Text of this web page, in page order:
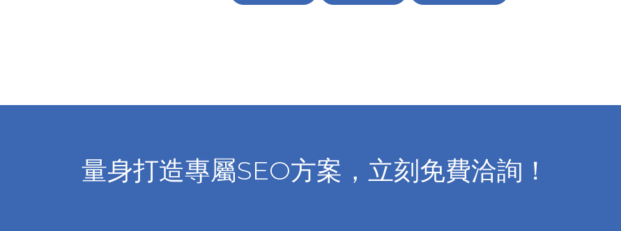
量身打造專屬SEO方案，立刻免費洽詢！